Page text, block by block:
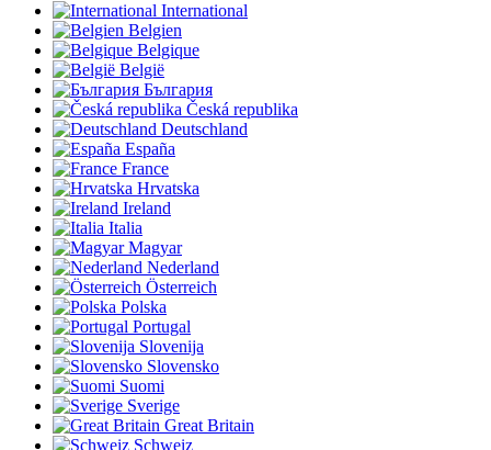
International
Belgien
Belgique
België
България
Česká republika
Deutschland
España
France
Hrvatska
Ireland
Italia
Magyar
Nederland
Österreich
Polska
Portugal
Slovenija
Slovensko
Suomi
Sverige
Great Britain
Schweiz